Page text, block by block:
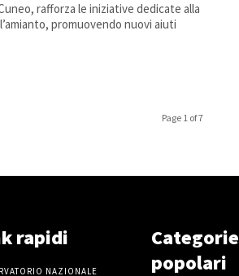
rafforza le iniziative dedicate alla
promuovendo nuovi aiuti
Page 1 of 7
rapidi
NAZIONALE
Categorie
popolari